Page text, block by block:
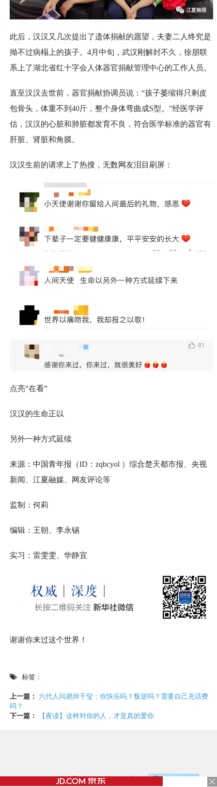
此后，汉汉又几次提出了遗体捐献的愿望，夫妻二人终究是
拗不过病榻上的孩子。4月中旬，武汉刚解封不久，徐朋联
系上了湖北省红十字会人体器官捐献管理中心的工作人员。
直至汉汉去世前，器官捐献协调员说：“孩子萎缩得只剩皮
包骨头，体重不到40斤，整个身体弯曲成S型。”经医学评
估，汉汉的心脏和肺脏都发育不良，符合医学标准的器官有
肝脏、肾脏和角膜。
汉汉生前的请求上了热搜，无数网友泪目刷屏：
点亮“在看”
汉汉的生命正以
另外一种方式延续
来源：中国青年报（ID：zqbcyol ）综合楚天都市报、央视
新闻、江夏融媒、网友评论等
监制：何莉
编辑：王朝、李永锡
实习：雷雯雯、华静宜
谢谢你来过这个世界！
标签：
上一篇： 六代人问易烊千玺：你快乐吗？叛逆吗？需要自己充话费
吗？
下一篇：
【夜读】这样对你的人，才是真的爱你
©2017 - 2020 / 信息看 /粤ICP备17153186号-2，